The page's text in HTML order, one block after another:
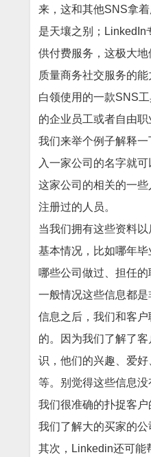
来，这和其他SNS拿
是天壤之别；LinkedIn
供付费服务，这极大
质量商务社交服务的
白领使用的一款SNS
的企业员工或者自由职
我们来举个例子解释
入一家公司的名字就
这家公司的相关的一
注册过的人员。
当我们拥有这些资料
基本情况，比如哪年
哪些公司做过、担任的
一般情况这些信息都
信息之后，我们和客
的。因为我们了解了
识，他们的兴趣、爱
等。别觉得这些信息
我们很准确的扑捉客
我们了解大的买家的公
其次，Linkedin还可能